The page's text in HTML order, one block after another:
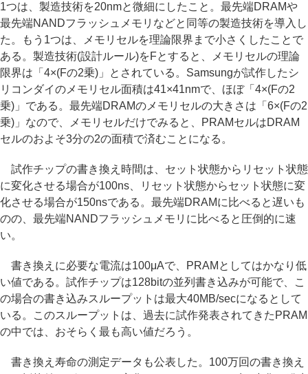
1つは、製造技術を20nmと微細にしたこと。最先端DRAMや
最先端NANDフラッシュメモリなどと同等の製造技術を導入し
た。もう1つは、メモリセルを理論限界まで小さくしたことで
ある。製造技術(設計ルール)をFとすると、メモリセルの理論
限界は「4×(Fの2乗)」とされている。Samsungが試作したシ
リコンダイのメモリセル面積は41×41nmで、ほぼ「4×(Fの2
乗)」である。最先端DRAMのメモリセルの大きさは「6×(Fの2
乗)」なので、メモリセルだけでみると、PRAMセルはDRAM
セルのおよそ3分の2の面積で済むことになる。
試作チップの書き換え時間は、セット状態からリセット状態
に変化させる場合が100ns、リセット状態からセット状態に変
化させる場合が150nsである。最先端DRAMに比べると遅いも
のの、最先端NANDフラッシュメモリに比べると圧倒的に速
い。
書き換えに必要な電流は100μAで、PRAMとしてはかなり低
い値である。試作チップは128bitの並列書き込みが可能で、こ
の場合の書き込みスループットは最大40MB/secになるとして
いる。このスループットは、過去に試作発表されてきたPRAM
の中では、おそらく最も高い値だろう。
書き換え寿命の測定データも公表した。100万回の書き換え